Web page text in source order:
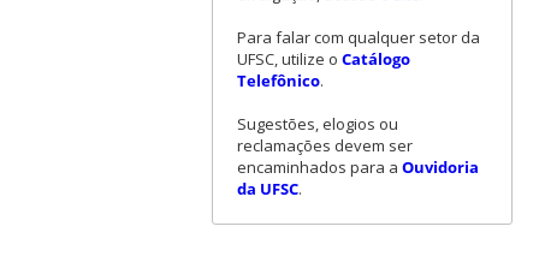
Para falar com qualquer setor da
UFSC, utilize o Catálogo
Telefônico.
Sugestões, elogios ou
reclamações devem ser
encaminhados para a Ouvidoria
da UFSC.